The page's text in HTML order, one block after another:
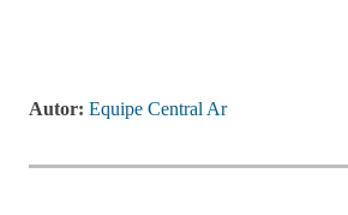
Autor: Equipe Central Ar